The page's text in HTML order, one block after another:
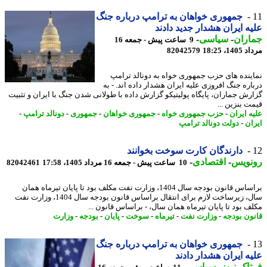
جمهوری خواهان به ترامپ درباره جنگ
ایران هشدار جدید دادند
- سیاسی-
9 ساعت پیش - جمعه 16
18:25
82042579
های حزب جمهوری خواه به دونالد ترامپ
جنگ افروزی علیه ایران هشدار داده اند. - به
جماران، پایگاه پولیتیکو گزارش داده با طولانی شدن جنگ با ایران و تثبیت
بنزین ...
ایران - حزب جمهوری خواه-جمهوری خواهان -جمهوری- دونالد ترامپ -
- دولت دونالد ترامپ
دارندگان کارت سوخت بخوانند
-اقتصادی-10 ساعت پیش - جمعه 16 مرداد 1405، 17:58 82042461
براساس قانون بودجه سال 1404، وزارت نفت مکلف بود تا پایان تیرماه همان
سال، زیرساخت لازم برای انتقال براساس قانون بودجه سال 1404، وزارت نفت
بود تا پایان تیرماه همان سال، - براساس قانون ...
بودجه-وزارت نفت -تیرماه-سوخت-پایان-بودجه-وزارت
جمهوری خواهان به ترامپ درباره جنگ
ایران هشدار دادند